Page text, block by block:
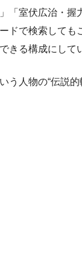
「室伏広治・握
ドで検索しても
きる構成にして
う人物の“伝説的